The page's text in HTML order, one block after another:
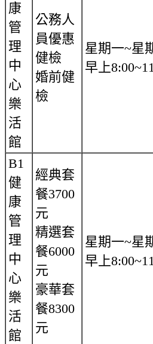
康
管
理
中
心
樂
活
館
公務人
員優惠
健檢
婚前健
檢
星期一~星
早上
B1
健
康
管
理
中
心
樂
活
館
經典套
餐3700
元
精選套
餐6000
元
豪華套
餐8300
元
星期一~星
早上